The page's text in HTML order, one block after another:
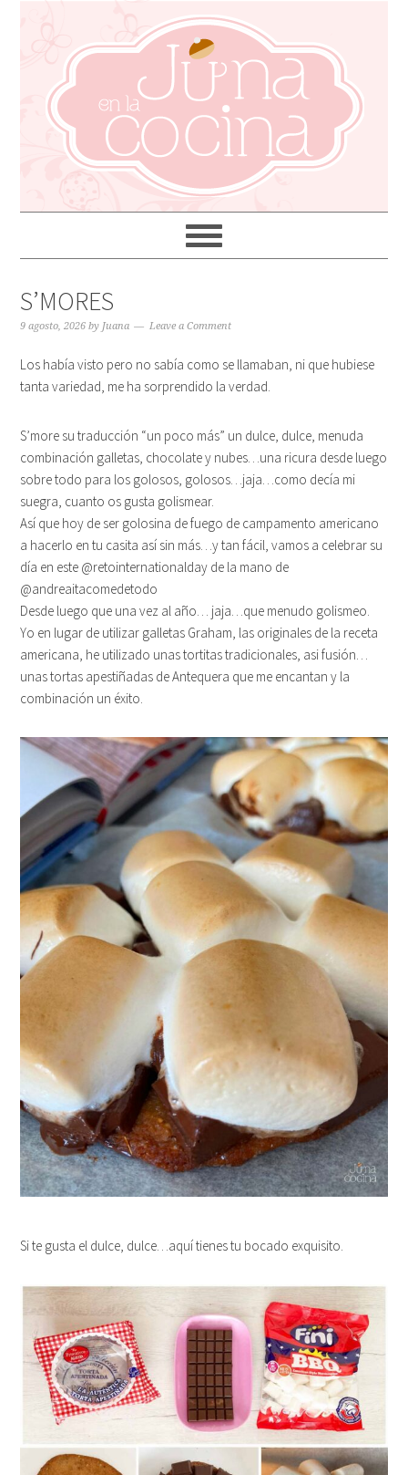
S’MORES
9 agosto, 2026 by Juana Leave a Comment
Los había visto pero no sabía como se llamaban, ni que hubiese
tanta variedad, me ha sorprendido la verdad.
S’more su traducción “un poco más” un dulce, dulce, menuda
combinación galletas, chocolate y nubes…una ricura desde luego
sobre todo para los golosos, golosos…jaja…como decía mi
suegra, cuanto os gusta golismear.
Así que hoy de ser golosina de fuego de campamento americano
a hacerlo en tu casita así sin más…y tan fácil, vamos a celebrar su
día en este @retointernationalday de la mano de
@andreaitacomedetodo
Desde luego que una vez al año… jaja…que menudo golismeo.
Yo en lugar de utilizar galletas Graham, las originales de la receta
americana, he utilizado unas tortitas tradicionales, asi fusión…
unas tortas apestiñadas de Antequera que me encantan y la
combinación un éxito.
Si te gusta el dulce, dulce…aquí tienes tu bocado exquisito.